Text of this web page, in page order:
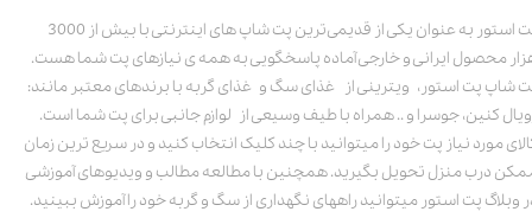
پت استور به عنوان یکی از قدیمی‌ترین پت شاپ های اینترنتی با بیش از 3000
محصول ایرانی و خارجی آماده پاسخگویی به همه ی نیازهای پت شما هست.
شاپ پت استور، ویترینی از غذای سگ و غذای گربه با برندهای معتبر مانند:
کنین، جوسرا و .. همراه با طیف وسیعی از لوازم جانبی برای پت شما است.
مورد نیاز پت خود را میتوانید با چند کلیک انتخاب کنید و در سریع ترین زمان
درب منزل تحویل بگیرید. همچنین با مطالعه مطالب و ویدیوهای آموزشی
وبلاگ پت استور میتوانید راههای نگهداری از سگ و گربه خود را آموزش ببینید.